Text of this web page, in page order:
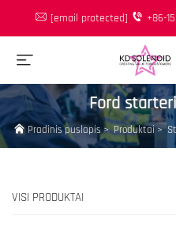
[email protected] +86-
Ford
Pradinis puslapis>Produktai>
VISI PRODUKTAI